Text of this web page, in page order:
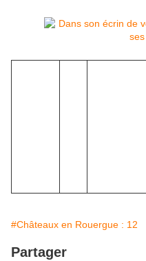
#Châteaux en Rouergue : 12
Partager